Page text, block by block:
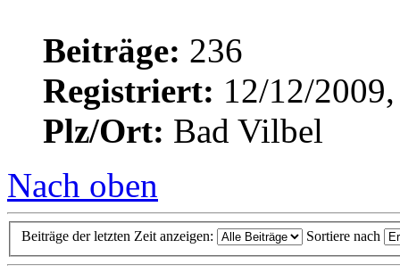
Beiträge: 236
Registriert: 12/12/
Plz/Ort: Bad Vilbel
Nach oben
Beiträge der letzten Zeit anzeigen: Sortiere nach